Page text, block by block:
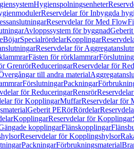
Hygienspolningsenheter
Reservdelar för Inbyggda
Reservdelar för Med
Avloppssystem för byggnad
BöjarSpecialrördelarKopplingar
Reservdelar för
Fästen för rörklammrar
GrenrörReduceringarReservdelar för
till andra material
FörslutningarPackningar
för ReduceringarRensrör
för KopplingarMuffarReservdelar för
Geberit PERörRördelar
KopplingarReservdelar för Kopplingar
kopplingarFlänskopplingar
Reservdelar för Kopplingshylsor
PackningarFörbrukningsmaterial